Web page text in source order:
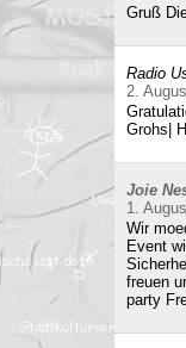
Gruß
Radio
2.
Grohs|
Joie
1.
Wir
Event
freuen
party